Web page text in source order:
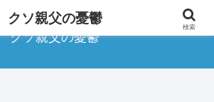
クソ親父の憂鬱
クソ親父の憂鬱 検索